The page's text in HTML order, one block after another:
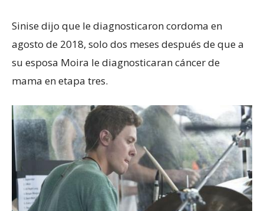
Sinise dijo que le diagnosticaron cordoma en
agosto de 2018, solo dos meses después de que a
su esposa Moira le diagnosticaran cáncer de
mama en etapa tres.